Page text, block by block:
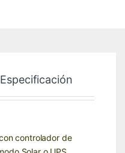
Especificación
controlador de